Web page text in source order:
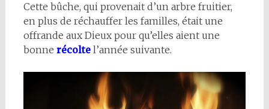
Cette bûche, qui provenait d’un arbre fruitier,
en plus de réchauffer les familles, était une
offrande aux Dieux pour qu’elles aient une
bonne récoltel’année suivante.